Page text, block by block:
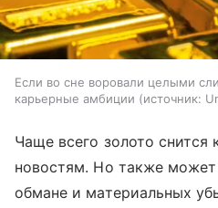
Если во сне воровали целыми
карьерные амбиции
источник:
Чаще всего золото
новостям. Но также
обмане и материальных